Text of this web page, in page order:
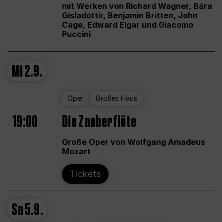
mit Werken von Richard Wagner, Bára
Gísladóttir, Benjamin Britten, John
Cage, Edward Elgar und Giacomo
Puccini
Mi2.9.
Oper Großes Haus
19:00 Die Zauberflöte
Große Oper von Wolfgang Amadeus
Mozart
Tickets
Sa5.9.